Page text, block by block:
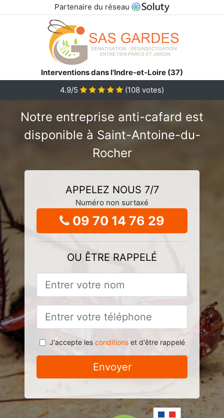
Partenaire du réseau
Interventions dans l'Indre-et-Loire (37)
4.9/5
(108 votes)
Notre entreprise anti-cafard est
disponible à Saint-Antoine-du-
Rocher
APPELEZ NOUS 7/7
Numéro non surtaxé
09 70 14 76 29
OU ÊTRE RAPPELÉ
J'accepte les conditionset d'être rappelé
Envoyer